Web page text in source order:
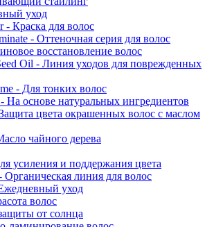
уход
Краска для волос
- Оттеночная серия для волос
восстановление волос
Oil - Линия уходов для поврежденных
- Для тонких волос
На основе натуральных ингредиентов
цвета окрашенных волос с маслом
чайного дерева
усиления и поддержания цвета
Органическая линия для волос
уход
волос
от солнца